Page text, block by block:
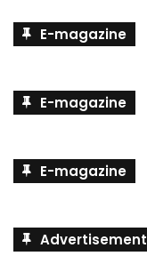
E-magazine
E-magazine
E-magazine
Advertisement